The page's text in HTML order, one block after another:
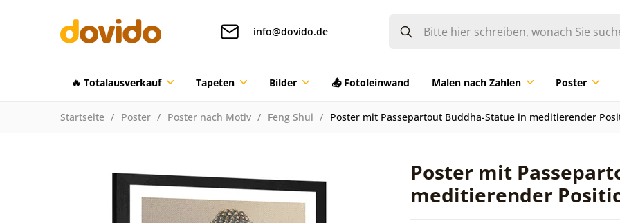
info@dovido.de
🔥 Totalausverkauf Tapeten Bilder 📤 Fotoleinwand Malen nach Zahlen Poster
Startseite Poster Poster nach Motiv Feng Shui Poster mit Passepartout Buddha-Statue in meditierender
Poster mit
meditierender